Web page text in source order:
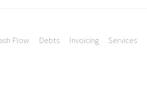
Flow Debts Invoicing Services